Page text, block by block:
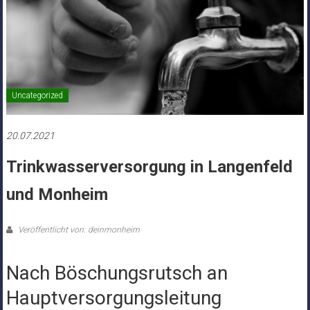
Uncategorized
20.07.2021
Trinkwasserversorgung in Langenfeld
und Monheim
Veröffentlicht von: deinmonheim
Nach Böschungsrutsch an
Hauptversorgungsleitung